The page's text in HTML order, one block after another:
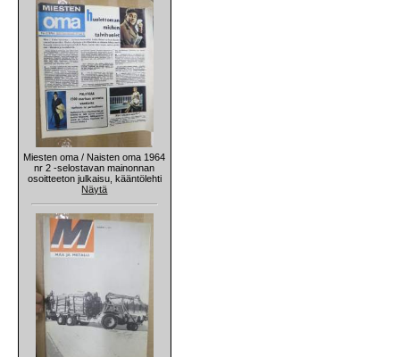
Miesten oma / Naisten oma 1964
nr 2 -selostavan mainonnan
osoitteeton julkaisu, kääntölehti
Näytä